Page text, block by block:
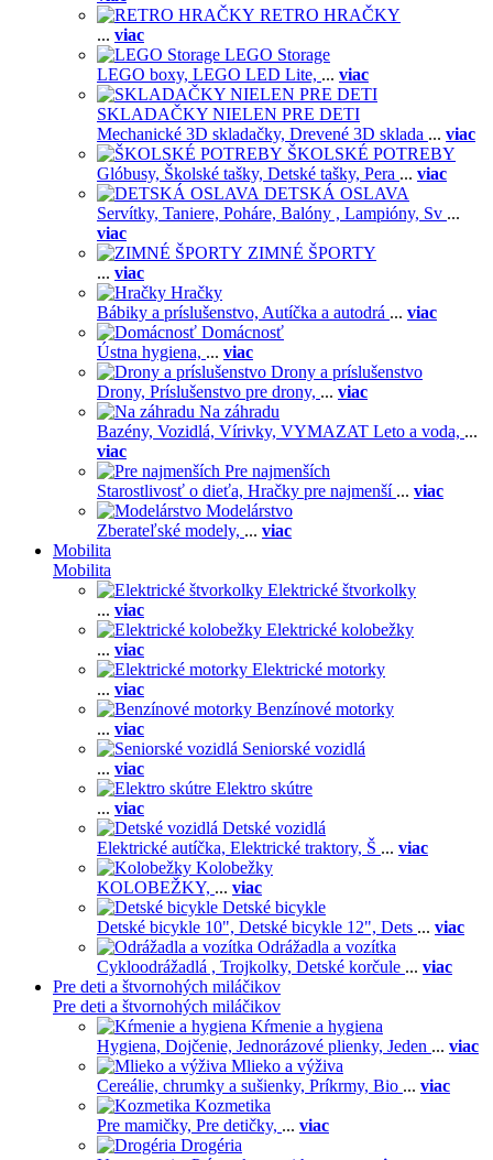
RETRO HRAČKY
... viac
LEGO Storage
LEGO boxy, LEGO LED Lite, ... viac
SKLADAČKY NIELEN PRE DETI
Mechanické 3D skladačky, Drevené 3D sklada ... viac
ŠKOLSKÉ POTREBY
Glóbusy, Školské tašky, Detské tašky, Pera ... viac
DETSKÁ OSLAVA
Servítky, Taniere, Poháre, Balóny , Lampióny, Sv ...
viac
ZIMNÉ ŠPORTY
... viac
Hračky
Bábiky a príslušenstvo, Autíčka a autodrá ... viac
Domácnosť
Ústna hygiena, ... viac
Drony a príslušenstvo
Drony, Príslušenstvo pre drony, ... viac
Na záhradu
Bazény, Vozidlá, Vírivky, VYMAZAT Leto a voda, ...
viac
Pre najmenších
Starostlivosť o dieťa, Hračky pre najmenší ... viac
Modelárstvo
Zberateľské modely, ... viac
Mobilita
Mobilita
Elektrické štvorkolky
... viac
Elektrické kolobežky
... viac
Elektrické motorky
... viac
Benzínové motorky
... viac
Seniorské vozidlá
... viac
Elektro skútre
... viac
Detské vozidlá
Elektrické autíčka, Elektrické traktory, Š ... viac
Kolobežky
KOLOBEŽKY, ... viac
Detské bicykle
Detské bicykle 10", Detské bicykle 12", Dets ... viac
Odrážadla a vozítka
Cykloodrážadlá , Trojkolky, Detské korčule ... viac
Pre deti a štvornohých miláčikov
Pre deti a štvornohých miláčikov
Kŕmenie a hygiena
Hygiena, Dojčenie, Jednorázové plienky, Jeden ... viac
Mlieko a výživa
Cereálie, chrumky a sušienky, Príkrmy, Bio ... viac
Kozmetika
Pre mamičky, Pre detičky, ... viac
Drogéria